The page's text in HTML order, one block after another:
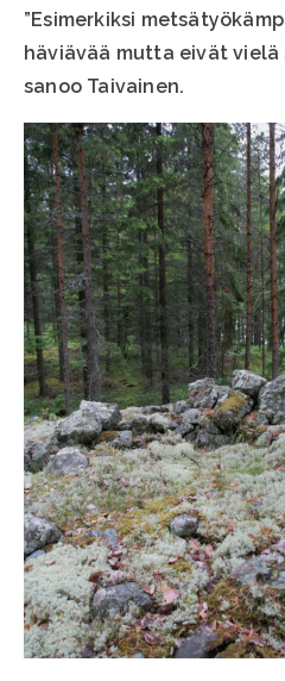
”Esimerkiksi
häviävää mutta eivät vielä
sanoo Taivainen.